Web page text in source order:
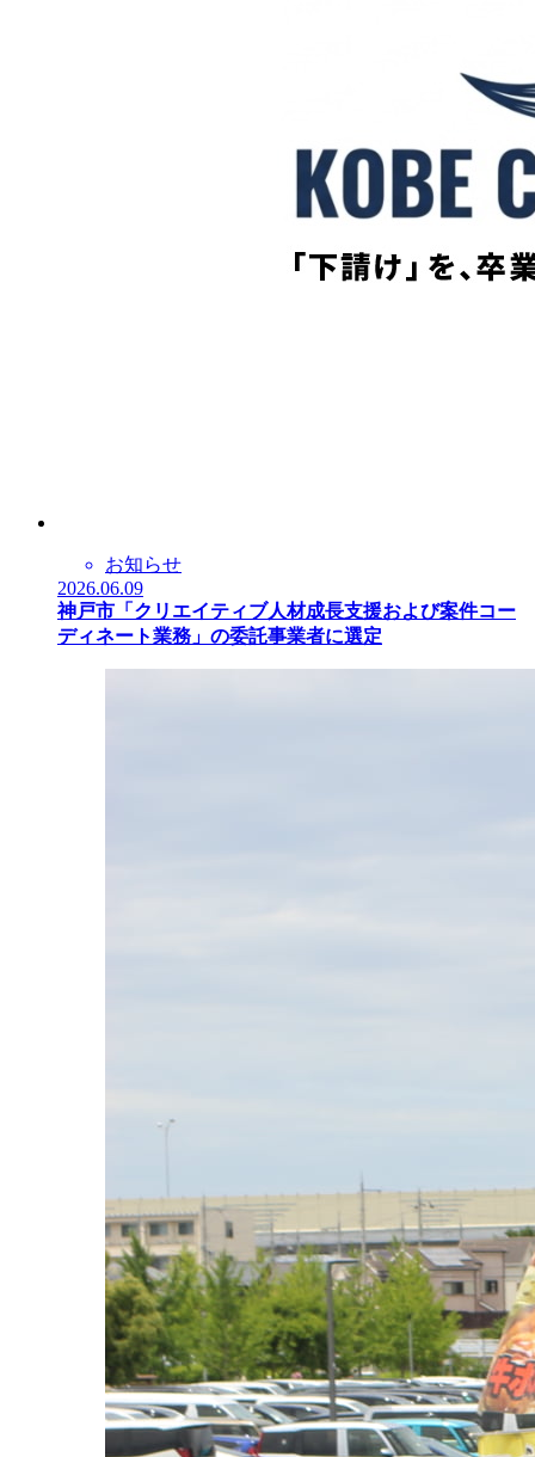
お知らせ
2026.06.09
神戸市「クリエイティブ人材成長支援および案件コー
ディネート業務」の委託事業者に選定